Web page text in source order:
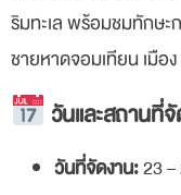
ริมทะเล พร้อมชมทักษ
ชายหาดจอมเทียน เมือง
วันและสถานที่
วันที่จัดงาน:23